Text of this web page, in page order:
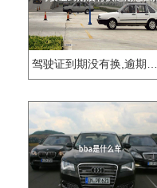
驾驶证到期没有换,逾期怎么办??